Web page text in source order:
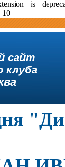
is
10
сайт
клуба